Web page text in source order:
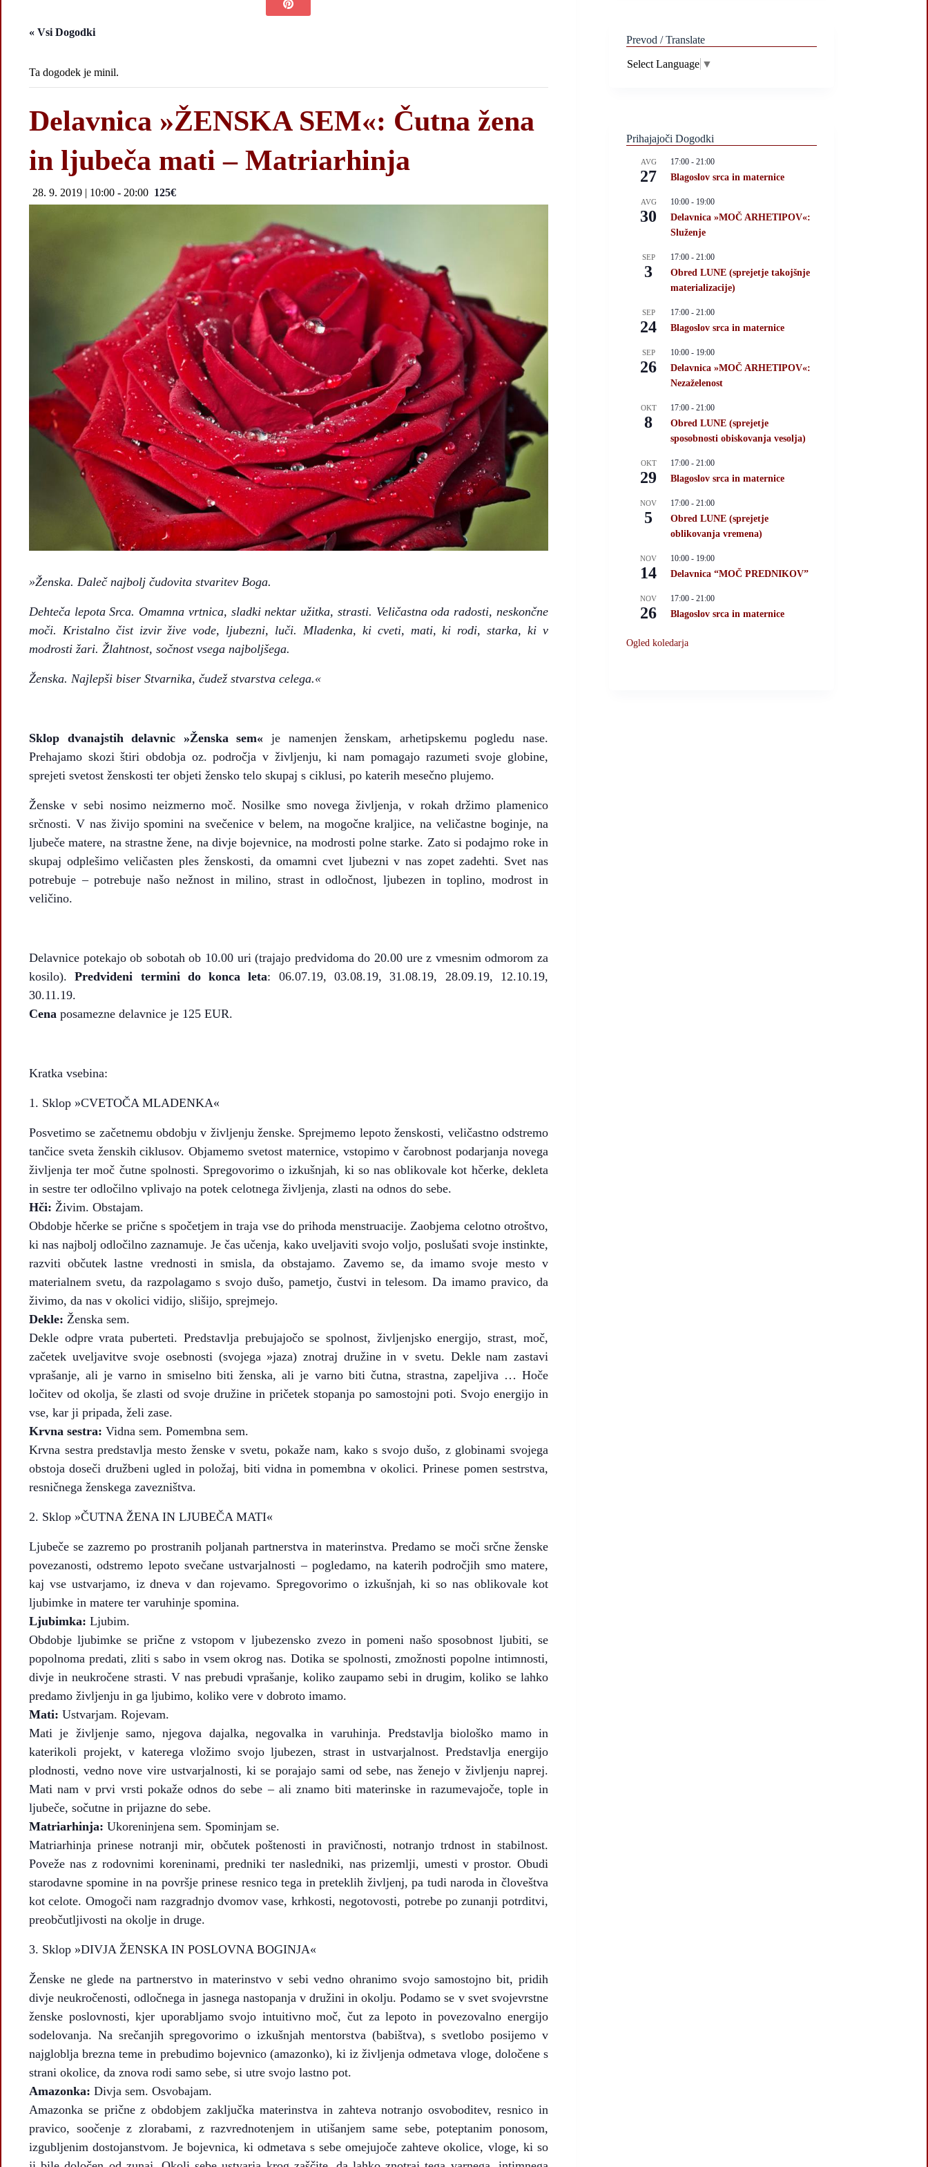
« Vsi Dogodki
Ta dogodek je minil.
Delavnica »ŽENSKA SEM«: Čutna žena
in ljubeča mati – Matriarhinja
28. 9. 2019 | 10:00 - 20:00 125€
»Ženska. Daleč najbolj čudovita stvaritev Boga.
Dehteča lepota Srca. Omamna vrtnica, sladki nektar užitka, strasti. Veličastna oda radosti, neskončne
moči. Kristalno čist izvir žive vode, ljubezni, luči. Mladenka, ki cveti, mati, ki rodi, starka, ki v
modrosti žari. Žlahtnost, sočnost vsega najboljšega.
Ženska. Najlepši biser Stvarnika, čudež stvarstva celega.«
Sklop dvanajstih delavnic »Ženska sem« je namenjen ženskam, arhetipskemu pogledu nase.
Prehajamo skozi štiri obdobja oz. področja v življenju, ki nam pomagajo razumeti svoje globine,
sprejeti svetost ženskosti ter objeti žensko telo skupaj s ciklusi, po katerih mesečno plujemo.
Ženske v sebi nosimo neizmerno moč. Nosilke smo novega življenja, v rokah držimo plamenico
srčnosti. V nas živijo spomini na svečenice v belem, na mogočne kraljice, na veličastne boginje, na
ljubeče matere, na strastne žene, na divje bojevnice, na modrosti polne starke. Zato si podajmo roke in
skupaj odplešimo veličasten ples ženskosti, da omamni cvet ljubezni v nas zopet zadehti. Svet nas
potrebuje – potrebuje našo nežnost in milino, strast in odločnost, ljubezen in toplino, modrost in
veličino.
Delavnice potekajo ob sobotah ob 10.00 uri (trajajo predvidoma do 20.00 ure z vmesnim odmorom za
kosilo).Predvideni termini do konca leta: 06.07.19, 03.08.19, 31.08.19, 28.09.19, 12.10.19,
30.11.19.
Cena posamezne delavnice je 125 EUR.
Kratka vsebina:
Sklop »CVETOČA MLADENKA«
Posvetimo se začetnemu obdobju v življenju ženske. Sprejmemo lepoto ženskosti, veličastno odstremo
tančice sveta ženskih ciklusov. Objamemo svetost maternice, vstopimo v čarobnost podarjanja novega
življenja ter moč čutne spolnosti. Spregovorimo o izkušnjah, ki so nas oblikovale kot hčerke, dekleta
in sestre ter odločilno vplivajo na potek celotnega življenja, zlasti na odnos do sebe.
Hči: Živim. Obstajam.
Obdobje hčerke se prične s spočetjem in traja vse do prihoda menstruacije. Zaobjema celotno otroštvo,
ki nas najbolj odločilno zaznamuje. Je čas učenja, kako uveljaviti svojo voljo, poslušati svoje instinkte,
razviti občutek lastne vrednosti in smisla, da obstajamo. Zavemo se, da imamo svoje mesto v
materialnem svetu, da razpolagamo s svojo dušo, pametjo, čustvi in telesom. Da imamo pravico, da
živimo, da nas v okolici vidijo, slišijo, sprejmejo.
Dekle: Ženska sem.
Dekle odpre vrata puberteti. Predstavlja prebujajočo se spolnost, življenjsko energijo, strast, moč,
začetek uveljavitve svoje osebnosti (svojega »jaza) znotraj družine in v svetu. Dekle nam zastavi
vprašanje, ali je varno in smiselno biti ženska, ali je varno biti čutna, strastna, zapeljiva … Hoče
ločitev od okolja, še zlasti od svoje družine in pričetek stopanja po samostojni poti. Svojo energijo in
vse, kar ji pripada, želi zase.
Krvna sestra: Vidna sem. Pomembna sem.
Krvna sestra predstavlja mesto ženske v svetu, pokaže nam, kako s svojo dušo, z globinami svojega
obstoja doseči družbeni ugled in položaj, biti vidna in pomembna v okolici. Prinese pomen sestrstva,
resničnega ženskega zavezništva.
Sklop »ČUTNA ŽENA IN LJUBEČA MATI«
Ljubeče se zazremo po prostranih poljanah partnerstva in materinstva. Predamo se moči srčne ženske
povezanosti, odstremo lepoto svečane ustvarjalnosti – pogledamo, na katerih področjih smo matere,
kaj vse ustvarjamo, iz dneva v dan rojevamo. Spregovorimo o izkušnjah, ki so nas oblikovale kot
ljubimke in matere ter varuhinje spomina.
Ljubimka: Ljubim.
Obdobje ljubimke se prične z vstopom v ljubezensko zvezo in pomeni našo sposobnost ljubiti, se
popolnoma predati, zliti s sabo in vsem okrog nas. Dotika se spolnosti, zmožnosti popolne intimnosti,
divje in neukročene strasti. V nas prebudi vprašanje, koliko zaupamo sebi in drugim, koliko se lahko
predamo življenju in ga ljubimo, koliko vere v dobroto imamo.
Mati: Ustvarjam. Rojevam.
Mati je življenje samo, njegova dajalka, negovalka in varuhinja. Predstavlja biološko mamo in
katerikoli projekt, v katerega vložimo svojo ljubezen, strast in ustvarjalnost. Predstavlja energijo
plodnosti, vedno nove vire ustvarjalnosti, ki se porajajo sami od sebe, nas ženejo v življenju naprej.
Mati nam v prvi vrsti pokaže odnos do sebe – ali znamo biti materinske in razumevajoče, tople in
ljubeče, sočutne in prijazne do sebe.
Matriarhinja: Ukoreninjena sem. Spominjam se.
Matriarhinja prinese notranji mir, občutek poštenosti in pravičnosti, notranjo trdnost in stabilnost.
Poveže nas z rodovnimi koreninami, predniki ter nasledniki, nas prizemlji, umesti v prostor. Obudi
starodavne spomine in na površje prinese resnico tega in preteklih življenj, pa tudi naroda in človeštva
kot celote. Omogoči nam razgradnjo dvomov vase, krhkosti, negotovosti, potrebe po zunanji potrditvi,
preobčutljivosti na okolje in druge.
Sklop »DIVJA ŽENSKA IN POSLOVNA BOGINJA«
Ženske ne glede na partnerstvo in materinstvo v sebi vedno ohranimo svojo samostojno bit, pridih
divje neukročenosti, odločnega in jasnega nastopanja v družini in okolju. Podamo se v svet svojevrstne
ženske poslovnosti, kjer uporabljamo svojo intuitivno moč, čut za lepoto in povezovalno energijo
sodelovanja. Na srečanjih spregovorimo o izkušnjah mentorstva (babištva), s svetlobo posijemo v
najgloblja brezna teme in prebudimo bojevnico (amazonko), ki iz življenja odmetava vloge, določene s
strani okolice, da znova rodi samo sebe, si utre svojo lastno pot.
Amazonka: Divja sem. Osvobajam.
Amazonka se prične z obdobjem zaključka materinstva in zahteva notranjo osvoboditev, resnico in
pravico, soočenje z zlorabami, z razvrednotenjem in utišanjem same sebe, poteptanim ponosom,
izgubljenim dostojanstvom. Je bojevnica, ki odmetava s sebe omejujoče zahteve okolice, vloge, ki so
Prevod / Translate
Select Language ▼
Prihajajoči Dogodki
AVG
27
17:00 -21:00
Blagoslov srca in maternice
AVG
30
10:00 - 19:00
Delavnica »MOČ ARHETIPOV«:
Služenje
SEP
3
17:00 -21:00
Obred LUNE (sprejetje takojšnje
materializacije)
SEP
24
17:00 -21:00
Blagoslov srca in maternice
SEP
26
10:00 - 19:00
Delavnica »MOČ ARHETIPOV«:
Nezaželenost
OKT
8
17:00 -21:00
Obred LUNE (sprejetje
sposobnosti obiskovanja vesolja)
OKT
29
17:00 -21:00
Blagoslov srca in maternice
NOV
5
17:00 -21:00
Obred LUNE (sprejetje
oblikovanja vremena)
NOV
14
10:00 - 19:00
Delavnica “MOČ PREDNIKOV”
NOV
26
17:00 -21:00
Blagoslov srca in maternice
Ogled koledarja